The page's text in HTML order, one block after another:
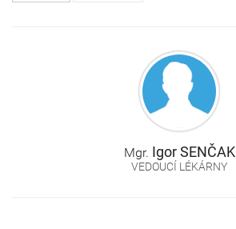
Mgr. IgorSENČAK
VEDOUCÍ LÉKÁRNY